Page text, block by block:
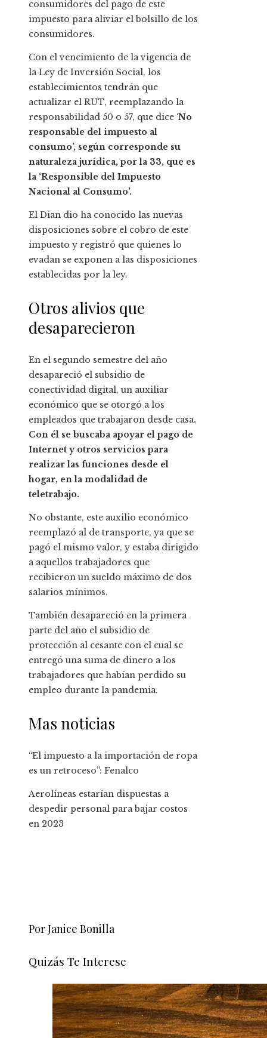
consumidores del pago de este
impuesto para aliviar el bolsillo de los
consumidores.
Con el vencimiento de la vigencia de
la Ley de Inversión Social, los
establecimientos tendrán que
actualizar el RUT, reemplazando la
responsabilidad 50 o 57, que dice ‘No
responsable del impuesto al
consumo’, según corresponde su
naturaleza jurídica, por la 33, que es
la ‘Responsible del Impuesto
Nacional al Consumo’.
El Dian dio ha conocido las nuevas
disposiciones sobre el cobro de este
impuesto y registró que quienes lo
evadan se exponen a las disposiciones
establecidas por la ley.
Otros alivios que
desaparecieron
En el segundo semestre del año
desapareció el subsidio de
conectividad digital, un auxiliar
económico que se otorgó a los
empleados que trabajaron desde casa.
Con él se buscaba apoyar el pago de
Internet y otros servicios para
realizar las funciones desde el
hogar, en la modalidad de
teletrabajo.
No obstante, este auxilio económico
reemplazó al de transporte, ya que se
pagó el mismo valor, y estaba dirigido
a aquellos trabajadores que
recibieron un sueldo máximo de dos
salarios mínimos.
También desapareció en la primera
parte del año el subsidio de
protección al cesante con el cual se
entregó una suma de dinero a los
trabajadores que habían perdido su
empleo durante la pandemia.
Mas noticias
“El impuesto a la importación de ropa
es un retroceso”: Fenalco
Aerolíneas estarían dispuestas a
despedir personal para bajar costos
en 2023
Por Janice Bonilla
Quizás Te Interese